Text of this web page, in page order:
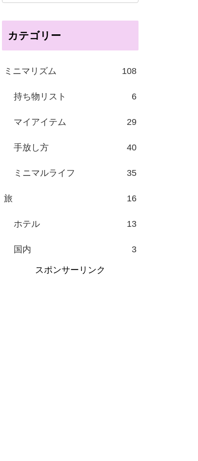
カテゴリー
ミニマリズム 108
持ち物リスト 6
マイアイテム 29
手放し方 40
ミニマルライフ 35
旅 16
ホテル 13
国内 3
スポンサーリンク